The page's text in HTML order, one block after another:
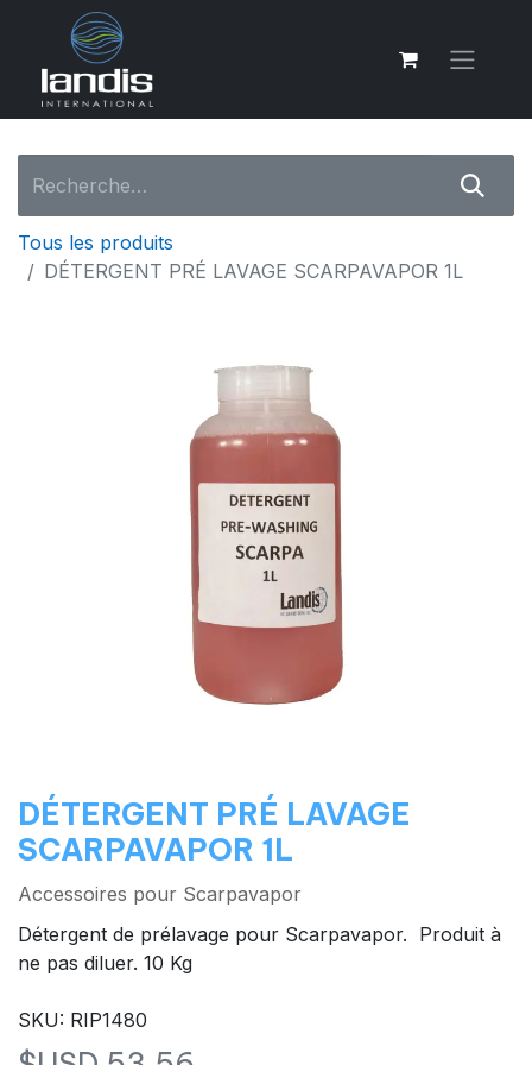
Tous les produits
DÉTERGENT PRÉ LAVAGE SCARPAVAPOR 1L
DÉTERGENT PRÉ LAVAGE
SCARPAVAPOR 1L
Accessoires pour Scarpavapor
Détergent de prélavage pour Scarpavapor. Produit à
ne pas diluer. 10 Kg
SKU: RIP1480